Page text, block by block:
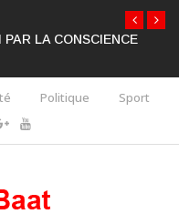
LA CONSCIENCE
Politique Sport